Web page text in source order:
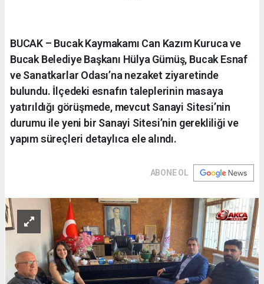
BUCAK – Bucak Kaymakamı Can Kazım Kuruca ve
Bucak Belediye Başkanı Hülya Gümüş, Bucak Esnaf
ve Sanatkarlar Odası’na nezaket ziyaretinde
bulundu. İlçedeki esnafın taleplerinin masaya
yatırıldığı görüşmede, mevcut Sanayi Sitesi’nin
durumu ile yeni bir Sanayi Sitesi’nin gerekliliği ve
yapım süreçleri detaylıca ele alındı.
ABONE OL